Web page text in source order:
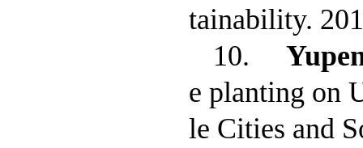
tainability.
10.
e planting on
le Cities and